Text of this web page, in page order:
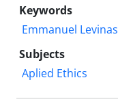
Keywords
Emmanuel Levinas
Subjects
Aplied Ethics